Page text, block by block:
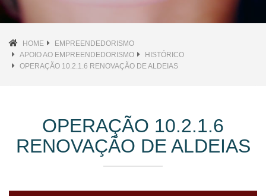
HOME
EMPREENDEDORISMO
APOIO AO EMPREENDEDORISMO
HISTÓRICO
OPERAÇÃO 10.2.1.6 RENOVAÇÃO DE ALDEIAS
OPERAÇÃO 10.2.1.6
RENOVAÇÃO DE ALDEIAS